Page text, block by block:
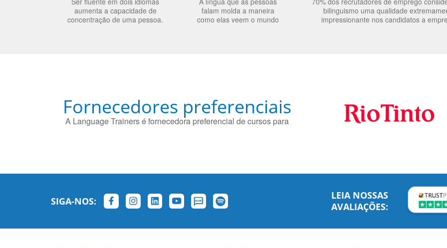
aumenta a capacidade de
concentração de uma pessoa.
falam molda a maneira
como elas veem o mundo
bilinguismo uma qualidade
impressionante nos candidatos a
Fornecedores preferenciais
A Language Trainers é fornecedora preferencial de cursos para
SIGA-NOS:
LEIA NOSSAS
AVALIAÇÕES: